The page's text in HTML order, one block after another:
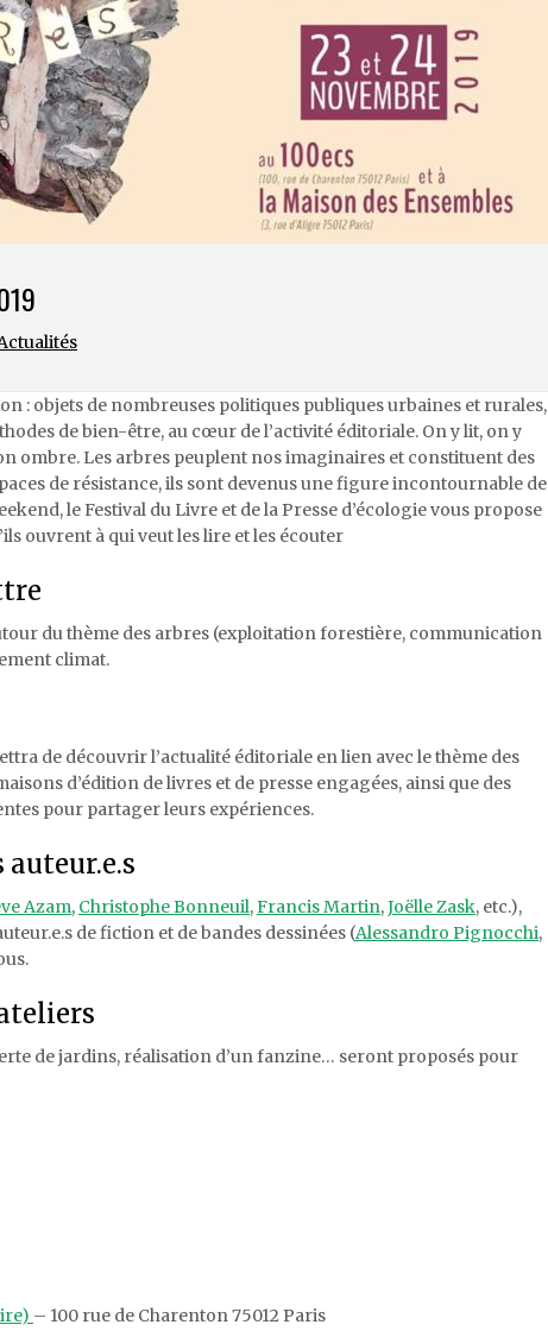
: objets de nombreuses politiques publiques urbaines et rurales,
de bien-être, au cœur de l’activité éditoriale. On y lit, on y
ombre. Les arbres peuplent nos imaginaires et constituent des
de résistance, ils sont devenus une figure incontournable de
le Festival du Livre et de la Presse d’écologie vous propose
ouvrent à qui veut les lire et les écouter
du thème des arbres (exploitation forestière, communication
climat.
de découvrir l’actualité éditoriale en lien avec le thème des
d’édition de livres et de presse engagées, ainsi que des
pour partager leurs expériences.
auteur.e.s
Azam, Christophe Bonneuil,Francis Martin,Joëlle Zask, etc.),
de fiction et de bandes dessinées (Alessandro Pignocchi,
de jardins, réalisation d’un fanzine… seront proposés pour
– 100 rue de Charenton 75012 Paris